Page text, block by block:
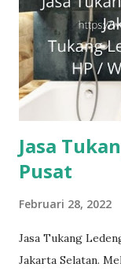
profesional, tim
dapat memberi
dari masalah kecil
Cepat, masalah
Teknisi Profesional
dilakukan denga...
Jasa
Pusat
Februari 28, 2022
Jasa Tukang
Jakarta Selatan.